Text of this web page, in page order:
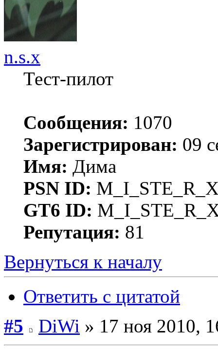
n.s.x
Тест-пилот
Сообщения: 1070
Зарегистрирован: 09
Имя: Дима
PSN ID:
GT6 ID:
Репутация: 81
Вернуться к началу
Ответить с цитатой
#5
DiWi » 17 ноя 2010,